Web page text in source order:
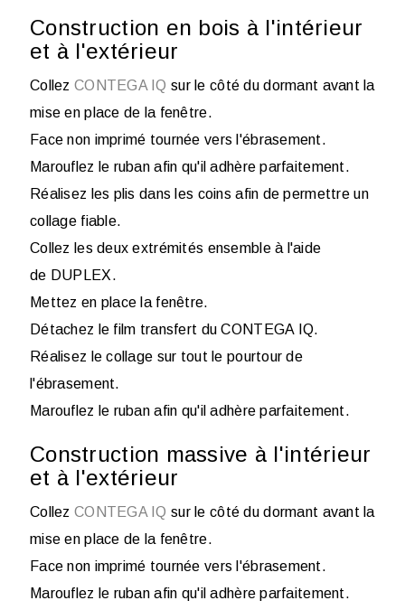
Construction en bois à l'intérieur
et à l'extérieur
Collez CONTEGA IQ sur le côté du dormant avant la
mise en place de la fenêtre.
Face non imprimé tournée vers l'ébrasement.
Marouflez le ruban afin qu'il adhère parfaitement.
Réalisez les plis dans les coins afin de permettre un
collage fiable.
Collez les deux extrémités ensemble à l'aide
de DUPLEX.
Mettez en place la fenêtre.
Détachez le film transfert du CONTEGA IQ.
Réalisez le collage sur tout le pourtour de
l'ébrasement.
Marouflez le ruban afin qu'il adhère parfaitement.
Construction massive à l'intérieur
et à l'extérieur
Collez CONTEGA IQ sur le côté du dormant avant la
mise en place de la fenêtre.
Face non imprimé tournée vers l'ébrasement.
Marouflez le ruban afin qu'il adhère parfaitement.